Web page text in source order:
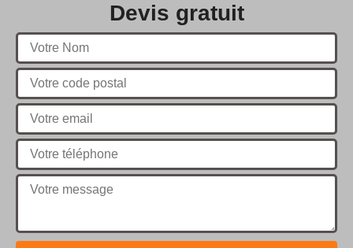
Devis gratuit